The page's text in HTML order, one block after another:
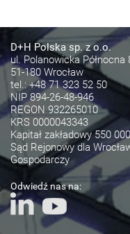
D+H Polska sp. z o.o.
ul. Polanowicka Północna
51-180 Wrocław
tel.:+48 71 323 52 50
NIP 894-26-48-946
REGON 932265010
KRS 0000043343
Kapitał zakładowy 550
Sąd Rejonowy dla
Gospodarczy
Odwiedź nas na: